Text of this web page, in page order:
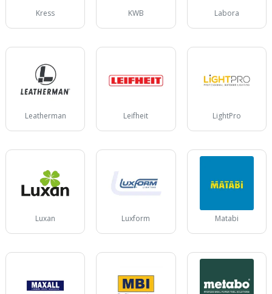
Kress KWB Labora
Leatherman Leifheit LightPro
Luxan Luxform Matabi